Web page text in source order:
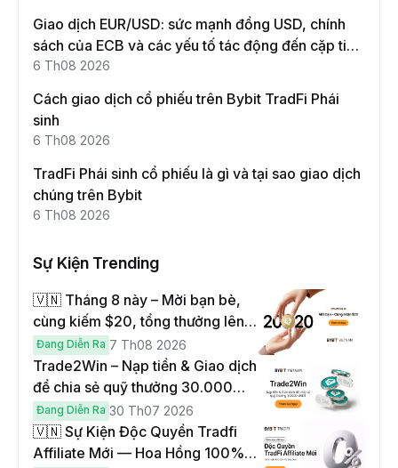
Giao dịch EUR/USD: sức mạnh đồng USD, chính
sách của ECB và các yếu tố tác động đến cặp tiền
này
6 Th08 2026
Cách giao dịch cổ phiếu trên Bybit TradFi Phái
sinh
6 Th08 2026
TradFi Phái sinh cổ phiếu là gì và tại sao giao dịch
chúng trên Bybit
6 Th08 2026
Sự Kiện Trending
🇻🇳 Tháng 8 này – Mời bạn bè,
cùng kiếm $20, tổng thưởng lên
đến $1,000
Đang Diễn Ra 7 Th08 2026
Trade2Win – Nạp tiền & Giao dịch
để chia sẻ quỹ thưởng 30.000
USDT
Đang Diễn Ra 30 Th07 2026
🇻🇳 Sự Kiện Độc Quyền Tradfi
Affiliate Mới — Hoa Hồng 100% &